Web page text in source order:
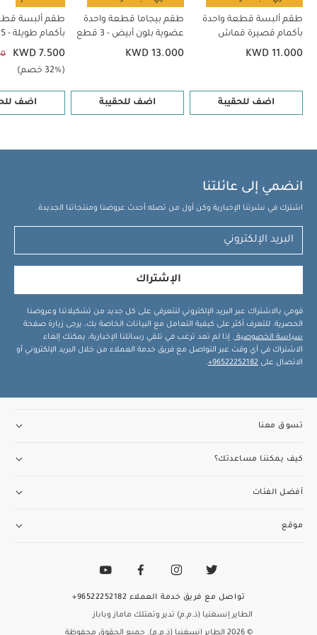
طقم ألبسة قطعة واحدة
بأكمام قصيرة قماش
عضوي بلون أبيض - 5 قطع
KWD 11.000
اضف للحقيبة
طقم بيجاما قطعة واحدة
عضوية بلون أبيض - 3 قطع
KWD 13.000
اضف للحقيبة
طقم ألبسة
بأكمام طويلة - 5 قطع
KWD 7.500
(32% خصم)
اضف
انضمي إلى عائلتنا
اشترك في نشرتنا الإخبارية وكن أول من تصله أحدث عروضنا ومنتجاتنا الجديدة.
الإشتراك
قومي بالاشتراك عبر البريد الإلكتروني لتتعرفي على كل جديد من تشكيلاتنا وعروضنا
الحصرية. للتعرف أكثر على كيفية التعامل مع البيانات الخاصة بك، يرجى زيارة صفحة
سياسة الخصوصية . إذا لم تعد ترغب في تلقي رسائلنا الإخبارية، يمكنك إلغاء
الاشتراك في أي وقت عبر التواصل مع فريق خدمة العملاء من خلال البريد الإلكتروني أو
الاتصال على 96522252182+
.
تسوق معنا
كيف يمكننا مساعدتك؟
أفضل الفئات
موقع
الطاير إنسغنيا (ذ.م.م) تدير وتمتلك ماماز وباباز
© 2026 الطاير إنسغنيا (ذ.م.م). جميع الحقوق محفوظة
تواصل مع فريق خدمة العملاء 96522252182+